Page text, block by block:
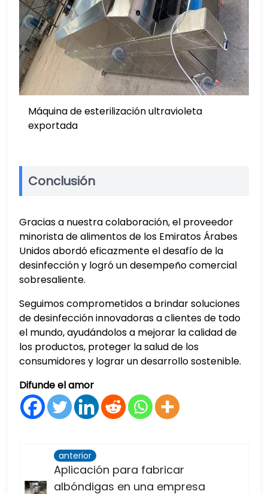
Máquina de esterilización ultravioleta
exportada
Conclusión
Gracias a nuestra colaboración, el proveedor
minorista de alimentos de los Emiratos Árabes
Unidos abordó eficazmente el desafío de la
desinfección y logró un desempeño comercial
sobresaliente.
Seguimos comprometidos a brindar soluciones
de desinfección innovadoras a clientes de todo
el mundo, ayudándolos a mejorar la calidad de
los productos, proteger la salud de los
consumidores y lograr un desarrollo sostenible.
Difunde el amor
anterior
Aplicación para fabricar
albóndigas en una empresa